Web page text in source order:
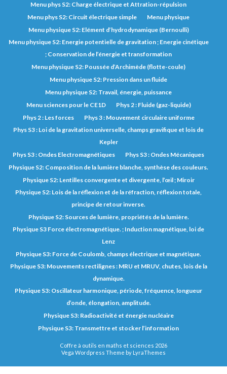
Menu phys S2: Charge électrique et Attration-répulsion
Menu phys S2: Circuit électrique simple
Menu physique
Menu physique S2: Elément d’hydrodynamique (Bernoulli)
Menu physique S2: Energie potentielle de gravitation ; Energie cinétique
; Conservation de l’énergie et transformation
Menu physique S2: Poussée d’Archimède (flotte-coule)
Menu physique S2: Pression dans un fluide
Menu physique S2: Travail, énergie, puissance
Menu sciences pour le CE1D
Phys 2 : Fluide (gaz-liquide)
Phys 2 : Les forces
Phys 3 : Mouvement circulaire uniforme
Phys S3 : Loi de la gravitation universelle, champs gravifique et lois de
Kepler
Phys S3 : Ondes Electromagnétiques
Phys S3 : Ondes Mécaniques
Physique S2: Composition de la lumière blanche, synthèse des couleurs.
Physique S2: Lentilles convergente et divergente, l’œil ; Miroir
Physique S2: Lois de la réflexion et de la réfraction, réflexion totale,
principe de retour inverse.
Physique S2: Sources de lumière, propriétés de la lumière.
Physique S3 Force électromagnétique. ; Induction magnétique, loi de
Lenz
Physique S3: Force de Coulomb, champs électrique et magnétique.
Physique S3: Mouvements rectilignes : MRU et MRUV, chutes, lois de la
dynamique.
Physique S3: Oscillateur harmonique, période, fréquence, longueur
d’onde, élongation, amplitude.
Physique S3: Radioactivité et énergie nucléaire
Physique S3: Transmettre et stocker l’information
Coffre à outils en maths et sciences 2026
Vega Wordpress Theme by LyraThemes